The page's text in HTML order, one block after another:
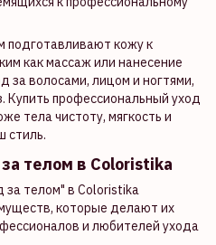
подготавливают кожу к
как массаж или нанесение
за волосами, лицом и ногтями,
Купить профессиональный уход
тела чистоту, мягкость и
стиль.
телом в Coloristika
за телом" в Coloristika
которые делают их
и любителей ухода